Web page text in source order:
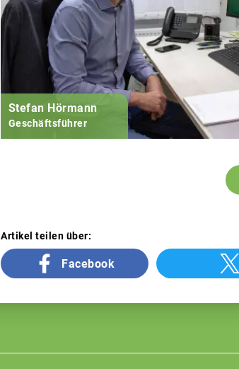
Stefan Hörmann
Geschäftsführer
Artikel teilen über:
Facebook